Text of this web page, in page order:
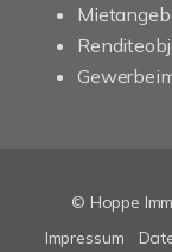
© Hoppe
Impressum